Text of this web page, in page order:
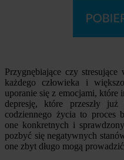
Przygnębiające czy
każdego człowieka i
uporanie się z emocjami, które
depresję, które przeszły
codziennego życia to proces
one konkretnych i
pozbyć się negatywnych
one zbyt długo mogą